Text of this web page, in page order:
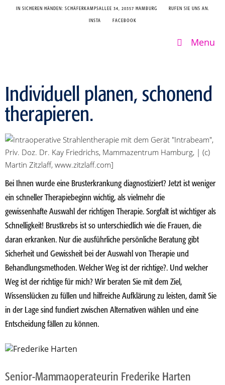
IN SICHEREN HÄNDEN: SCHÄFERKAMPSALLEE 34, 20357 HAMBURG RUFEN SIE UNS AN.
INSTA FACEBOOK
Menu
Individuell planen, schonend
therapieren.
Bei Ihnen wurde eine Brusterkrankung diagnostiziert? Jetzt ist weniger
ein schneller Therapiebeginn wichtig, als vielmehr die
gewissenhafte Auswahl der richtigen Therapie. Sorgfalt ist wichtiger als
Schnelligkeit! Brustkrebs ist so unterschiedlich wie die Frauen, die
daran erkranken. Nur die ausführliche persönliche Beratung gibt
Sicherheit und Gewissheit bei der Auswahl von Therapie und
Behandlungsmethoden. Welcher Weg ist der richtige?. Und welcher
Weg ist der richtige für mich? Wir beraten Sie mit dem Ziel,
Wissenslücken zu füllen und hilfreiche Aufklärung zu leisten, damit Sie
in der Lage sind fundiert zwischen Alternativen wählen und eine
Entscheidung fällen zu können.
Senior-Mammaoperateurin Frederike Harten